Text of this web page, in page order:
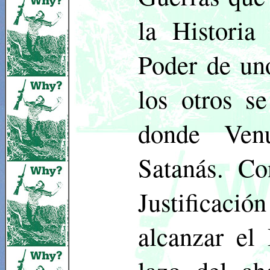
la Historia
Poder de
los otros
donde
Satanás.
alcanzar